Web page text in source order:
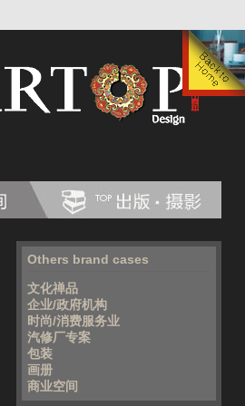
Others brand cases
文化禅品
企业/政府机构
时尚/消费服务业
汽修厂专案
包装
画册
商业空间